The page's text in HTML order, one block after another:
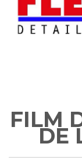
FILM
DE